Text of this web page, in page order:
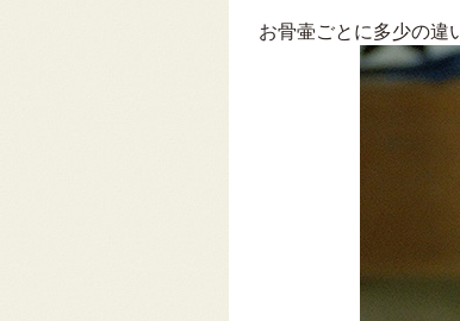
お骨壷ごとに多少の違